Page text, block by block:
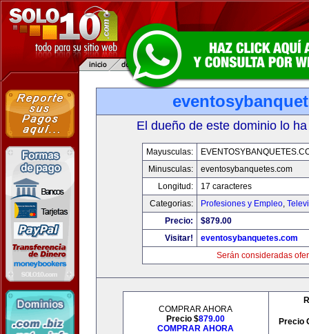
El dueño de este dominio lo
Mayusculas:
Minusculas:
eventosybanquetes.com
Longitud:
17 caracteres
Categorias:
Profesiones y Empleo,
Precio:
$879.00
Visitar!
eventosybanquetes.com
Serán consideradas
COMPRAR AHORA
Precio $879.00
COMPRAR AHORA
Precio